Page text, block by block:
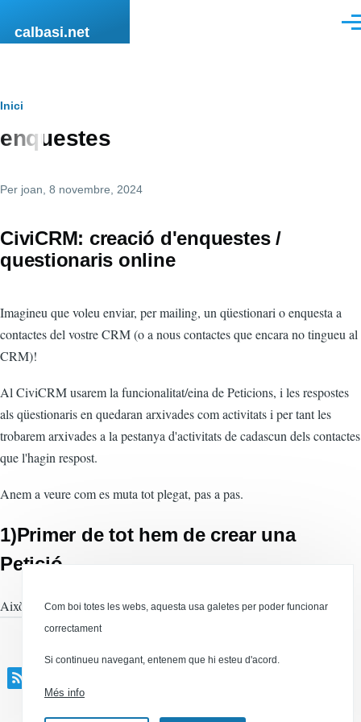
calbasi.net
Fil
d'ariadna
Inici
enquestes
Per joan , 8 novembre, 2024
CiviCRM: creació d'enquestes /
questionaris online
Imagineu que voleu enviar, per mailing, un qüestionari o enquesta a
contactes del vostre CRM (o a nous contactes que encara no tingueu al
CRM)!
Al CiviCRM usarem la funcionalitat/eina de Peticions, i les respostes
als qüestionaris en quedaran arxivades com activitats i per tant les
trobarem arxivades a la pestanya d'activitats de cadascun dels contactes
que l'hagin respost.
Anem a veure com es muta tot plegat, pas a pas.
1)Primer de tot hem de crear una
Petició.
Això ho podem fer al menúCampanyes > Nova Petició:
Com boi totes les webs, aquesta usa galetes per poder funcionar
correctament
Si continueu navegant, entenem que hi esteu d'acord.
Més info